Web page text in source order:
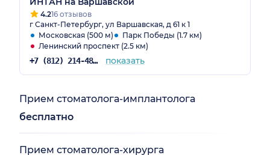
4.216 отзывов
г Санкт-Петербург, ул Варшавская, д 61 к 1
Московская (500 м)
Парк Победы (1.7 км)
Ленинский проспект (2.5 км)
+7 (812) 214-48-61 показать
Прием стоматолога-имплантолога
бесплатно
Прием стоматолога-хирурга